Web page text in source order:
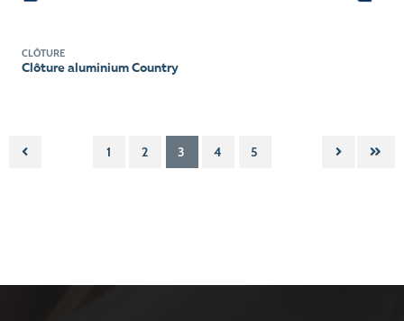
CLÔTURE
Clôture aluminium Country
1 2 3 4 5